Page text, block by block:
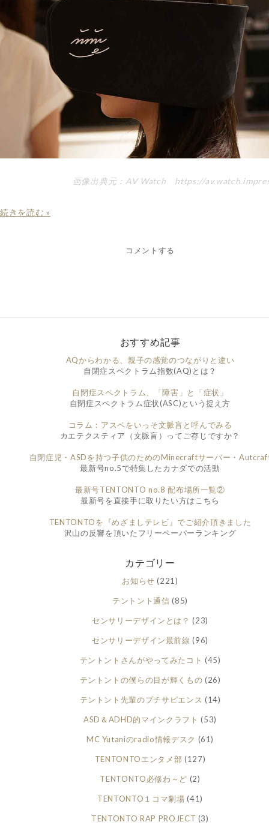
画像出典元：AV Watch https://
続きを読む »
コメントする
おすすめ記事
AQからわかる、親子の感覚のつながりと違い
自閉症スペクトラム指数(AQ)とは？
自閉症スペクトラム、「障害」と「症状」
自閉症スペクトラム症状(ASC)という捉え方
コラム：アスペをいっそ文脈盲と呼んでみる
カエテクスティア（文脈盲）ってご存じですか？
自閉症児・ASDを持つ子供のためのMinecraftサーバー・
最新号no.5で特集したカナダでの活動
最新号TENTONTO no.8 配布場所一覧②
最新号を直接手に取りたい方はこちら
TENTONTOを『めざましテレビ』でご紹介頂きました
沢山の反響を頂いたフリーペーパーランキング
カテゴリー
お知らせ (221)
テントント通信 (85)
センサリーデザインとは？ (23)
センサリーデザイン最前線 (96)
テントントさんがやってみたコト (45)
テントントの僕らの目が輝くもの (26)
テントント先輩のプチサピエンス (14)
ASD＆ADHD的マインクラフト (53)
MC Yutaniのradio情報デスク (61)
TENTONTOエンタメ部 (127)
TENTONTO必修わ～ど (2)
TENTONTO１コマ劇場 (41)
TENTONTO RAP PROJECT (3)